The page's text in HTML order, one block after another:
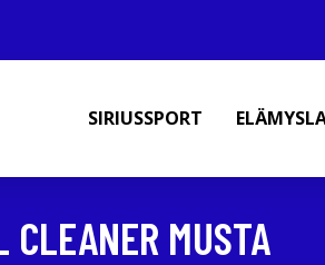
SIRIUSSPORT
MUSTA